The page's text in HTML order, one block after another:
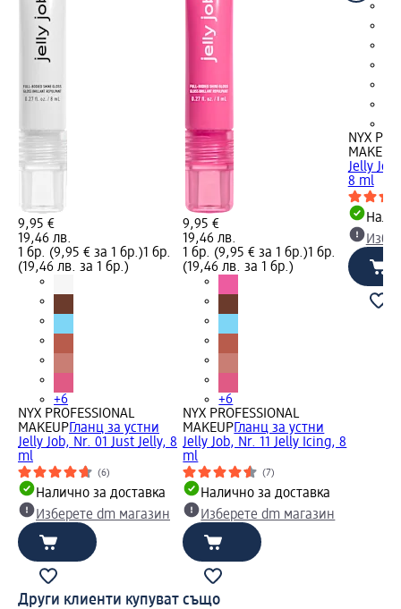
9,95 €
19,46 лв.
1 бр. (9,95 € за 1 бр.)1 бр.
(19,46 лв. за 1 бр.)
+6
NYX PROFESSIONAL
MAKEUP Гланц за устни
Jelly Job, Nr. 01 Just Jelly, 8
ml
(6)
Налично за доставка
Изберете dm магазин
9,95 €
19,46 лв.
1 бр. (9,95 € за 1 бр.)1 бр.
(19,46 лв. за 1 бр.)
+6
NYX PROFESSIONAL
MAKEUP Гланц за устни
Jelly Job, Nr. 11 Jelly Icing, 8
ml
(7)
Налично за доставка
Изберете dm магазин
NYX
MAKEUP
Jelly
8 ml
Други клиенти купуват също